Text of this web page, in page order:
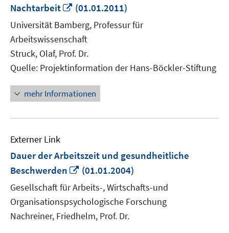
Nachtarbeit
In
neuem
Fenster
öffnen
(01.01.2011)
Universität Bamberg, Professur für
Arbeitswissenschaft
Struck, Olaf, Prof. Dr.
Quelle: Projektinformation der Hans-Böckler-Stiftung
mehr Informationen
Externer Link
Dauer der Arbeitszeit und gesundheitliche
Beschwerden
In
neuem
Fenster
öffnen
(01.01.2004)
Gesellschaft für Arbeits-, Wirtschafts-und
Organisationspsychologische Forschung
Nachreiner, Friedhelm, Prof. Dr.